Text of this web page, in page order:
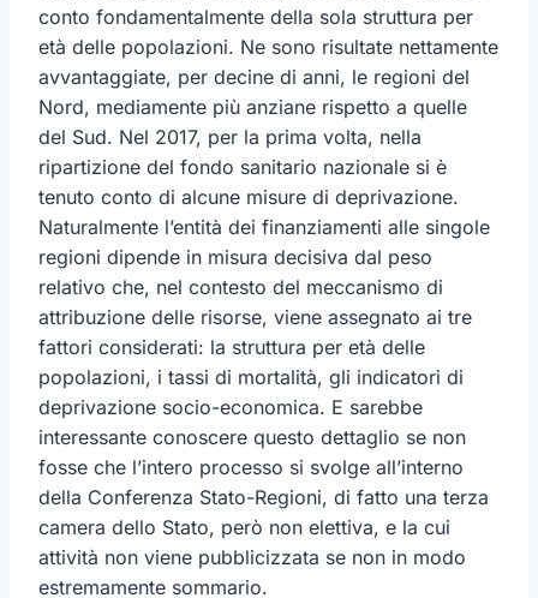
conto fondamentalmente della sola struttura per
età delle popolazioni. Ne sono risultate nettamente
avvantaggiate, per decine di anni, le regioni del
Nord, mediamente più anziane rispetto a quelle
del Sud. Nel 2017, per la prima volta, nella
ripartizione del fondo sanitario nazionale si è
tenuto conto di alcune misure di deprivazione.
Naturalmente l’entità dei finanziamenti alle singole
regioni dipende in misura decisiva dal peso
relativo che, nel contesto del meccanismo di
attribuzione delle risorse, viene assegnato ai tre
fattori considerati: la struttura per età delle
popolazioni, i tassi di mortalità, gli indicatori di
deprivazione socio-economica. E sarebbe
interessante conoscere questo dettaglio se non
fosse che l’intero processo si svolge all’interno
della Conferenza Stato-Regioni, di fatto una terza
camera dello Stato, però non elettiva, e la cui
attività non viene pubblicizzata se non in modo
estremamente sommario.